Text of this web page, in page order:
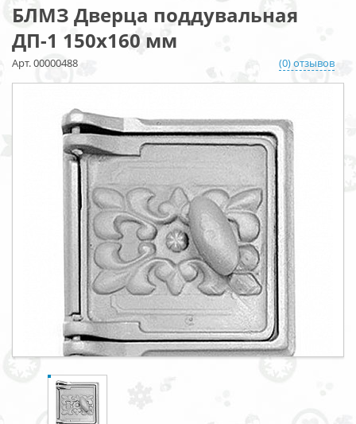
БЛМЗ Дверца поддувальная
ДП-1 150х160 мм
Арт. 00000488 (0) отзывов